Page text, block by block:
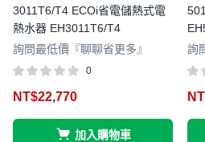
3011T6/T4 ECOi省電儲熱式電
熱水器 EH3011T6/T4
詢問最低價『聊聊省更多』
0
NT$22,770
加入購物車
詢